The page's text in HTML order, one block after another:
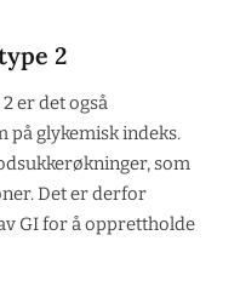
2
er det også
glykemisk indeks.
som
Det er derfor
GI for å opprettholde